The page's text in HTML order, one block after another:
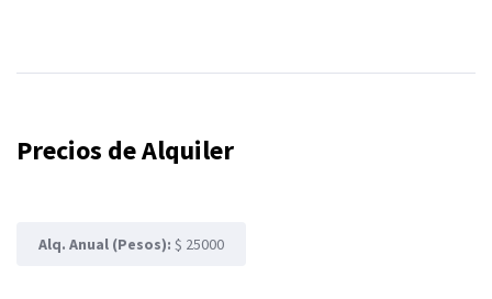
Precios de Alquiler
Alq. Anual (Pesos): $ 25000